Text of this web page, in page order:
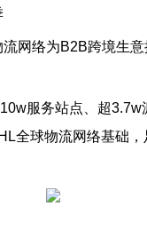
网络为B2B跨境生
服务站点、超
全球物流网络基础